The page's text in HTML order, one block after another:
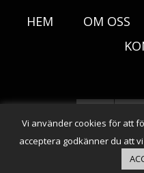
HEM OM OSS
Vi använder cookies för att
acceptera godkänner du att